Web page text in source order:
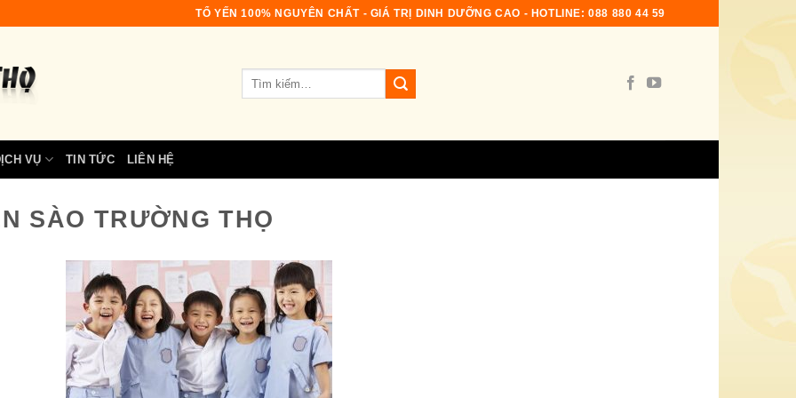
TỔ YẾN 100% NGUYÊN CHẤT - GIÁ TRỊ DINH DƯỠNG CAO‎ - HOTLINE: 088 880 44 59
VỤ TIN TỨC LIÊN HỆ
SÀO TRƯỜNG THỌ